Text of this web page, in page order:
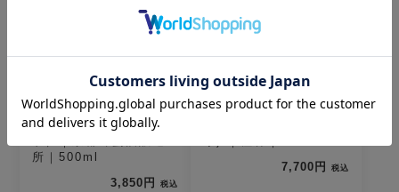
The MEAD（ザ・ミー
所｜500ml
3,850円
税込
7,700円
税込